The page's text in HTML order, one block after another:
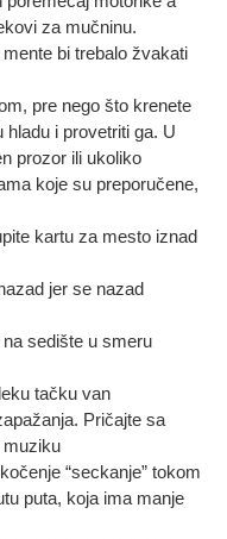
za mučninu.
bi trebalo žvakati
pre nego što krenete
hladu i provetriti ga. U
prozor ili ukoliko
koje su preporučene,
kartu za mesto iznad
jer se nazad
sedište u smeru
tačku van
Pričajte sa
muziku
“seckanje” tokom
puta, koja ima manje